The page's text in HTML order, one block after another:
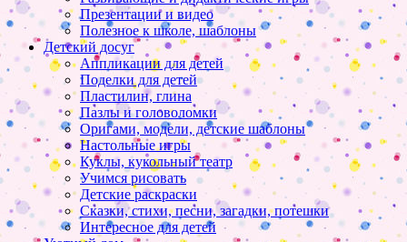
Презентации и видео
Полезное к школе, шаблоны
Детский досуг
Аппликации для детей
Поделки для детей
Пластилин, глина
Пазлы и головоломки
Оригами, модели, детские шаблоны
Настольные игры
Куклы, кукольный театр
Учимся рисовать
Детские раскраски
Сказки, стихи, песни, загадки, потешки
Интересное для детей